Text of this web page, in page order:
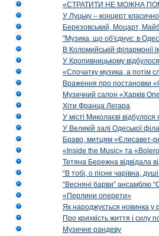
«СТРАТИТИ НЕ МОЖНА
У Луцьку – концерт
Березовський, Моцарт,
"Музика, що об'єднує: в
В Коломийській філармонії
У Кропивницькому
«Спочатку музика, а потім
Враження про постановки
Музичний салон «Харків
Хіти Франца Легара
У місті Миколаєві
У Великій залі Одеської
Браво, митцям «Єлисавет-
«Inside the Music» та
Тетяна Бережна відвідала
“В тобі, о пісне чарівна,
“Весняні барви” ансамблю
«Перлини оперети»
Як народжується новинка у
Про крихкість життя і силу
Музичне рандеву